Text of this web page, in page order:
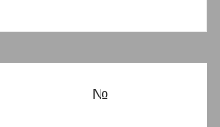
г. №